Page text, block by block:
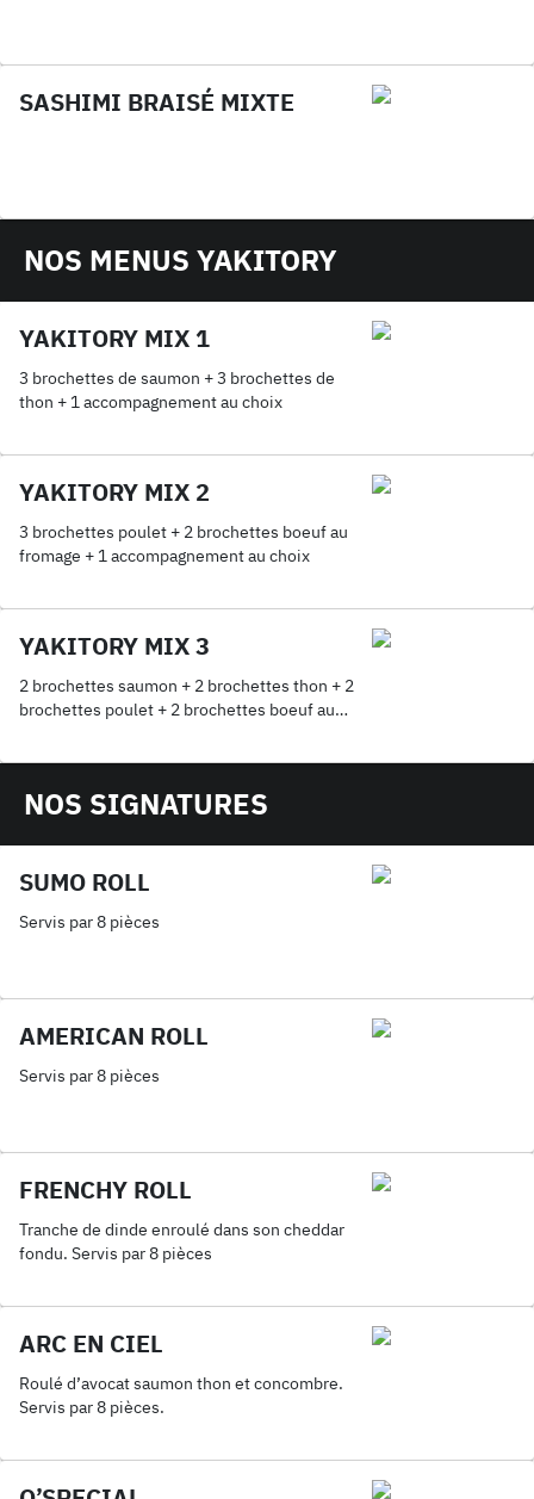
SASHIMI BRAISÉ MIXTE
NOS MENUS YAKITORY
YAKITORY MIX 1
3 brochettes de saumon + 3 brochettes de
thon + 1 accompagnement au choix
YAKITORY MIX 2
3 brochettes poulet + 2 brochettes boeuf au
fromage + 1 accompagnement au choix
YAKITORY MIX 3
2 brochettes saumon + 2 brochettes thon + 2
brochettes poulet + 2 brochettes boeuf au
accompagnement au choix
NOS SIGNATURES
SUMO ROLL
Servis par 8 pièces
AMERICAN ROLL
Servis par 8 pièces
FRENCHY ROLL
Tranche de dinde enroulé dans son cheddar
fondu. Servis par 8 pièces
ARC EN CIEL
Roulé d’avocat saumon thon et concombre.
Servis par 8 pièces.